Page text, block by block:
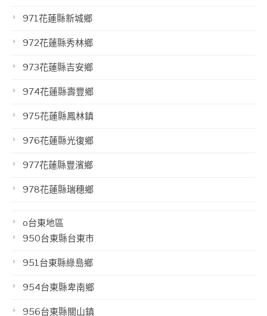
971花蓮縣新城鄉
972花蓮縣秀林鄉
973花蓮縣吉安鄉
974花蓮縣壽豐鄉
975花蓮縣鳳林鎮
976花蓮縣光復鄉
977花蓮縣豐濱鄉
978花蓮縣瑞穗鄉
o台東地區
950台東縣台東市
951台東縣綠島鄉
954台東縣卑南鄉
956台東縣關山鎮